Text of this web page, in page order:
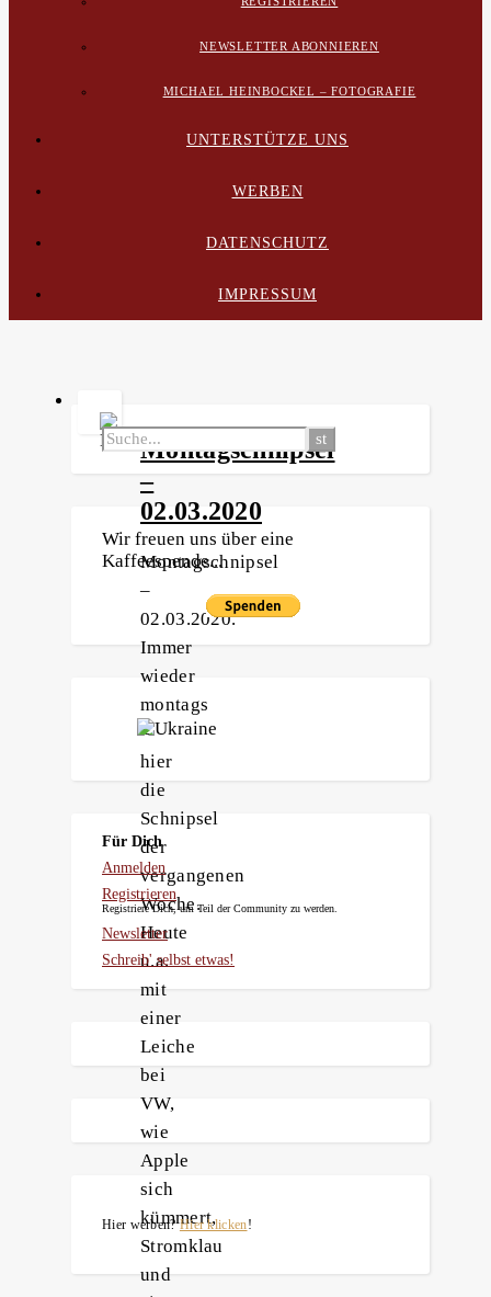
NEWSLETTER ABONNIEREN
MICHAEL HEINBOCKEL – FOTOGRAFIE
UNTERSTÜTZE UNS
WERBEN
DATENSCHUTZ
IMPRESSUM
Montagschnipsel
–
02.03.2020
Montagschnipsel
–
02.03.2020.
Immer
wieder
montags
–
hier
die
Schnipsel
der
vergangenen
Woche.
Heute
u.a.
mit
einer
Leiche
bei
VW,
wie
Apple
sich
kümmert,
Stromklau
und
Wir freuen uns über eine
Kaffeespende...
Für Dich
Anmelden
Registrieren
Registriere Dich, um Teil der Community zu werden.
Newsletter
Schreib' selbst etwas!
Hier werben?Hier klicken!